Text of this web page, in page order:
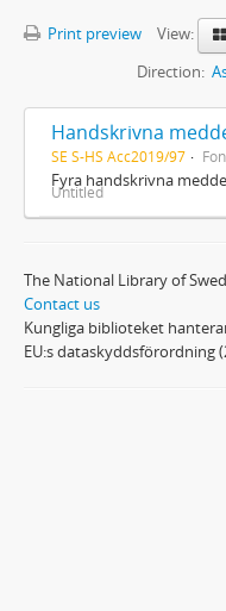
Print preview
View:
Direction:
SE S-HS Acc2019/97
Fyra handskrivna
Untitled
The National Library of
Contact us
Kungliga biblioteket
EU:s dataskyddsförordning